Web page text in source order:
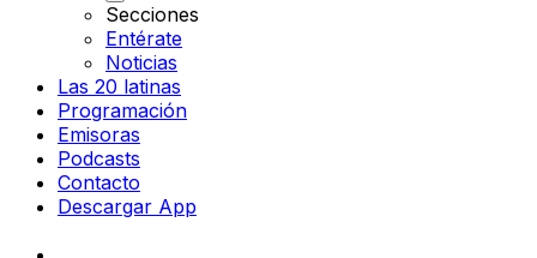
Secciones
Entérate
Noticias
Las 20 latinas
Programación
Emisoras
Podcasts
Contacto
Descargar App